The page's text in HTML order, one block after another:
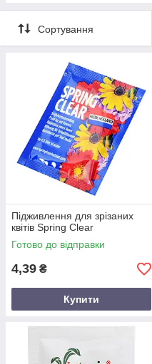
Сортування
Підживлення для зрізаних
квітів Spring Clear
Готово до відправки
4,39 ₴
Купити